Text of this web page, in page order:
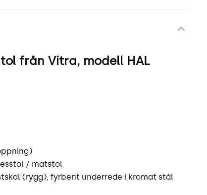
från Vitra, modell HAL
/ matstol
(rygg), fyrbent underrede i kromat stål